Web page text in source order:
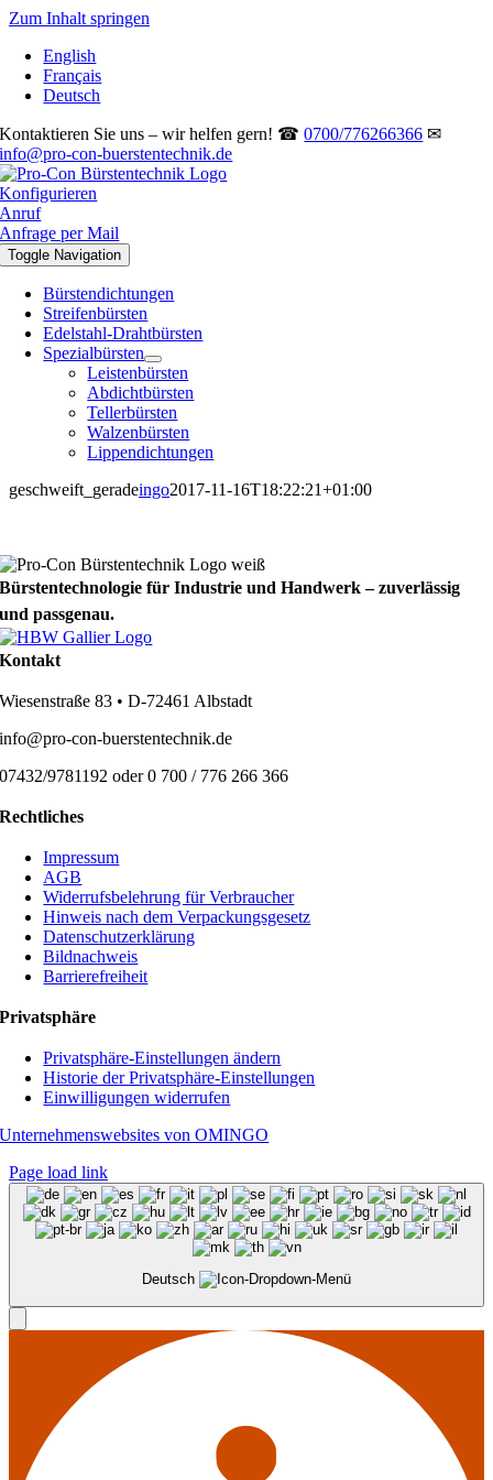
Zum Inhalt springen
English
Français
Deutsch
Kontaktieren Sie uns – wir helfen gern! ☎0700/776266366 ✉
info@pro-con-buerstentechnik.de
Konfigurieren
Anruf
Anfrage per Mail
Toggle Navigation
Bürstendichtungen
Streifenbürsten
Edelstahl-Drahtbürsten
Spezialbürsten
Leistenbürsten
Abdichtbürsten
Tellerbürsten
Walzenbürsten
Lippendichtungen
geschweift_geradeingo2017-11-16T18:22:21+01:00
Bürstentechnologie für Industrie und Handwerk – zuverlässig
und passgenau.
Kontakt
Wiesenstraße 83 • D-72461 Albstadt
info@pro-con-buerstentechnik.de
07432/9781192 oder 0 700 / 776 266 366
Rechtliches
Impressum
AGB
Widerrufsbelehrung für Verbraucher
Hinweis nach dem Verpackungsgesetz
Datenschutzerklärung
Bildnachweis
Barrierefreiheit
Privatsphäre
Privatsphäre-Einstellungen ändern
Historie der Privatsphäre-Einstellungen
Einwilligungen widerrufen
Unternehmenswebsites von OMINGO
Page load link
Deutsch